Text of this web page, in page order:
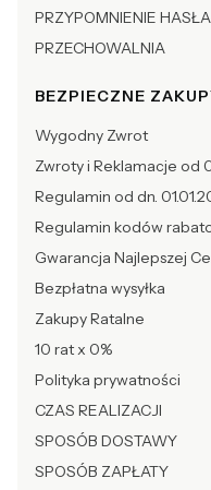
PRZYPOMNIENIE HASŁA
PRZECHOWALNIA
BEZPIECZNE
Wygodny Zwrot
Zwroty i Reklamacje od
Regulamin od dn.
Regulamin kodów
Gwarancja Najlepszej
Bezpłatna wysyłka
Zakupy Ratalne
10 rat x 0%
Polityka prywatności
CZAS REALIZACJI
SPOSÓB DOSTAWY
SPOSÓB ZAPŁATY